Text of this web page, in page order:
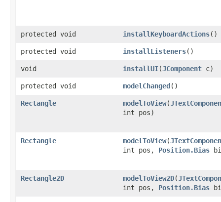
protected void installKeyboardActions​()
protected void installListeners​()
void installUI​(JComponent c)
protected void modelChanged ​()
Rectangle modelToView​(
int pos)
Rectangle modelToView​(
int pos, Position.Bias
Rectangle2D modelToView2D​(
int pos, Position.Bias